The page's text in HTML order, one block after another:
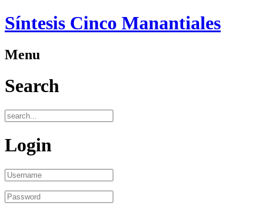
Síntesis Cinco Manantiales
Menu
Search
Login